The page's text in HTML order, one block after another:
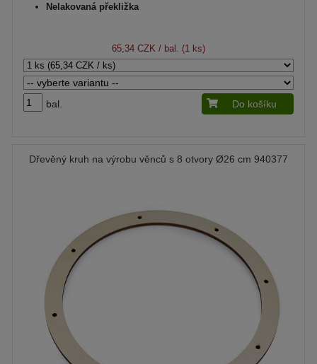
Nelakovaná překližka
65,34 CZK / bal. (1 ks)
bal. Do košíku
Dřevěný kruh na výrobu věnců s 8 otvory Ø26 cm 940377